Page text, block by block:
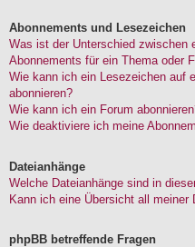
Abonnements und Lesezeichen
Was ist der Unterschied zwischen
Abonnements für ein Thema oder
Wie kann ich ein Lesezeichen auf
abonnieren?
Wie kann ich ein Forum
Wie deaktiviere ich meine
Dateianhänge
Welche Dateianhänge sind in
Kann ich eine Übersicht all meiner
phpBB betreffende Fragen